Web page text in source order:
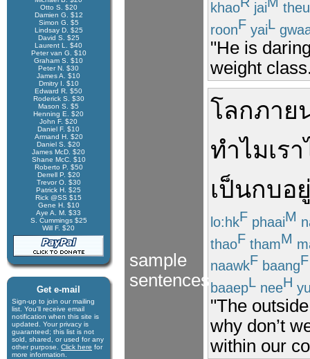
Otto S. $20
Damien G. $12
Simon G. $5
Lindsay D. $25
David S. $25
Laurent L. $40
Peter van G. $10
Graham S. $10
Peter N. $30
James A. $10
Dmitry I. $10
Edward R. $50
Roderick S. $30
Mason S. $5
Henning E. $20
John F. $20
Daniel F. $10
Armand H. $20
Daniel S. $20
James McD. $20
Shane McC. $10
Roberto P. $50
Derrell P. $20
Trevor O. $30
Patrick H. $25
Rick @SS $15
Gene H. $10
Aye A. M. $33
S. Cummings $25
Will F. $20
Get e-mail
Sign-up to join our mail­ing
list. You'll receive e­mail
notification when this site is
updated. Your privacy is
guaran­teed; this list is not
sold, shared, or used for any
other purpose. Click here for
more infor­mation.
sample
sentences
khao jai
roonF yaiL
"He is
weight
โลกภาย
ทำไมเรา
เป็นกบอ
lo:hkF phaaiM
thaoF thamM
naawkF baangF
baaepL neeH
"The
why don’t
within our